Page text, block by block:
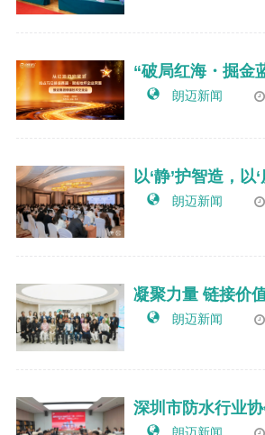
朗迈新闻
朗迈新闻
朗迈新闻
朗迈新闻